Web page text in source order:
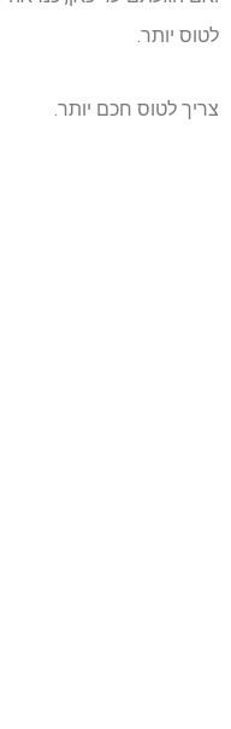
לטוס יותר.
צריך לטוס חכם יותר.